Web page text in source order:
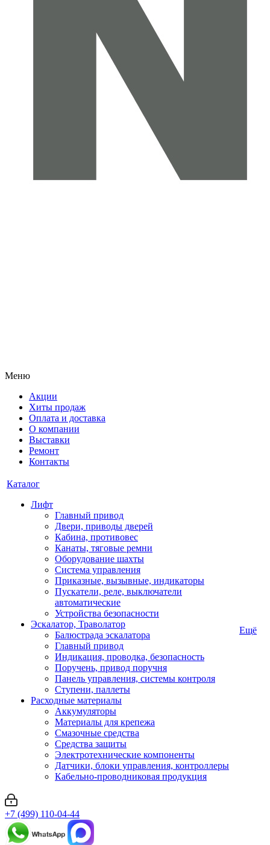
Меню
Акции
Хиты продаж
Оплата и доставка
О компании
Выставки
Ремонт
Контакты
Каталог
Лифт
Главный привод
Двери, приводы дверей
Кабина, противовес
Канаты, тяговые ремни
Оборудование шахты
Система управления
Приказные, вызывные, индикаторы
Пускатели, реле, выключатели
автоматические
Устройства безопасности
Эскалатор, Траволатор
Балюстрада эскалатора
Главный привод
Индикация, проводка, безопасность
Поручень, привод поручня
Панель управления, системы контроля
Ступени, паллеты
Расходные материалы
Аккумуляторы
Материалы для крепежа
Смазочные средства
Средства защиты
Электротехнические компоненты
Датчики, блоки управления, контроллеры
Кабельно-проводниковая продукция
Ещё
+7 (499) 110-04-44